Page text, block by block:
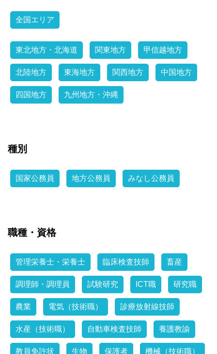
全国エリア
東北地方・北海道 関東地方 甲信越地方
北陸地方 東海地方 関西地方 中国地方
四国地方 九州地方・沖縄
種別
国家公務員 地方公務員 みなし公務員
職種・資格
管理栄養士・栄養士 臨床検査技師 畜産
調理師・調理員 試験研究 ICT職 研究職
農業 電気（技術職） 診療放射線技師
水産（技術職） 自動車検査技師 養護教諭
教員免許状 生物 保護者 機械（技術職）